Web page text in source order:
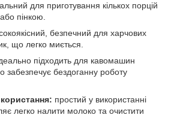
для приготування кількох порцій
пінкою.
безпечний для харчових
що легко миється.
підходить для кавомашин
забезпечує бездоганну роботу
простий у використанні
легко налити молоко та очистити